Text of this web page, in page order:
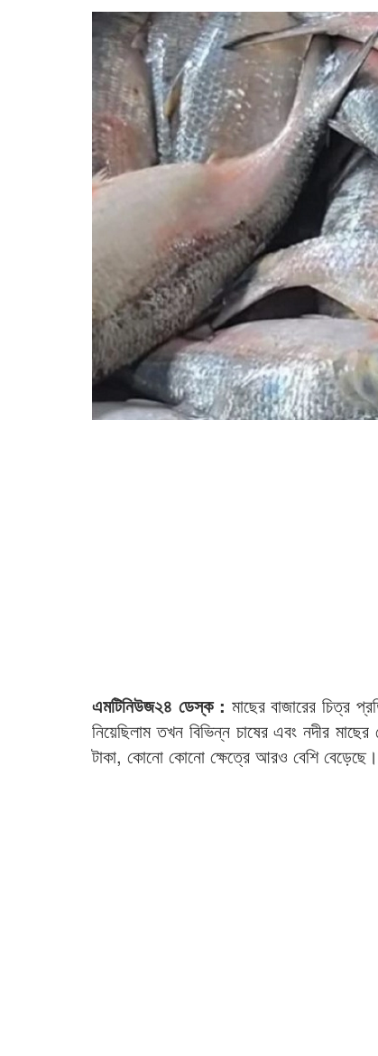
এমটিনিউজ২৪ ডেস্ক : মাছের বাজারের চিত্র
নিয়েছিলাম তখন বিভিন্ন চাষের এবং নদীর
টাকা, কোনো কোনো ক্ষেত্রে আরও বেশি বেড়েছে।